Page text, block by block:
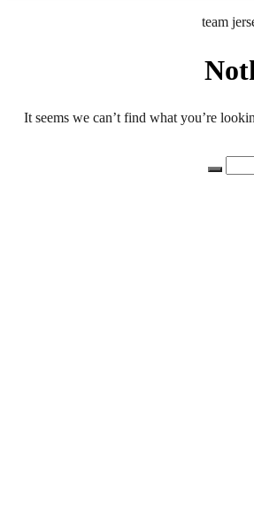
team
It seems we can’t find what you’re
Search